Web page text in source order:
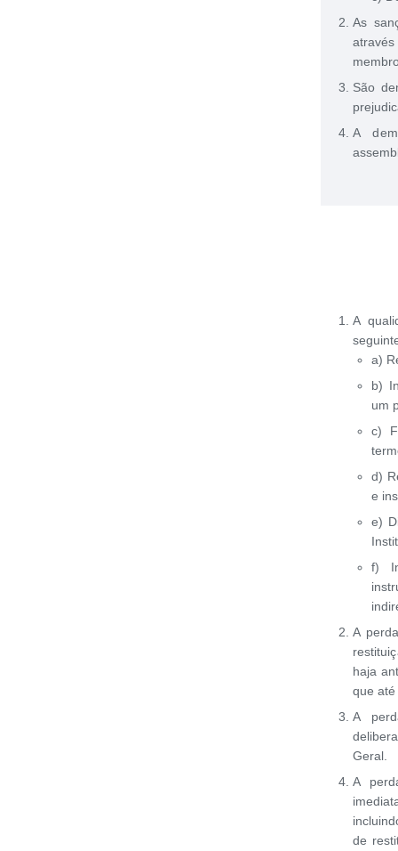
As
São
A
A
a)
b)
um
c)
d)
e
e)
f)
A
haja
que
A
Geral.
A
de